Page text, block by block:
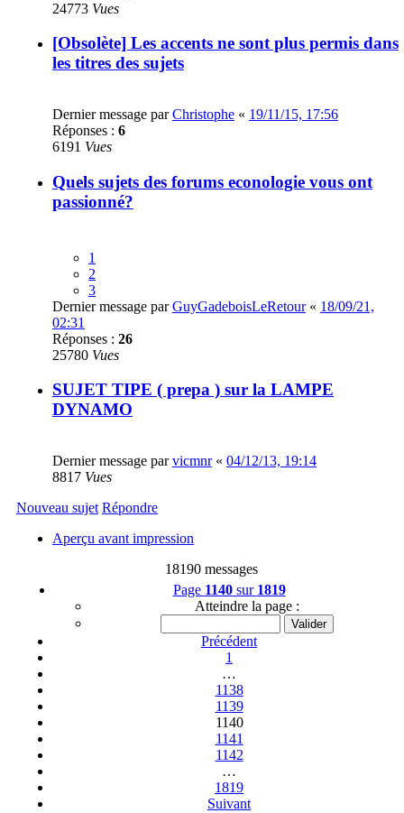
24773 Vues
[Obsolète] Les accents ne sont plus permis dans
les titres des sujets
Dernier message parChristophe « 19/11/15, 17:56
Réponses : 6
6191 Vues
Quels sujets des forums econologie vous ont
passionné?
1
2
3
Dernier message parGuyGadeboisLeRetour« 18/09/21,
02:31
Réponses : 26
25780 Vues
SUJET TIPE ( prepa ) sur la LAMPE
DYNAMO
Dernier message parvicmnr« 04/12/13, 19:14
8817 Vues
Nouveau sujet Répondre
Aperçu avant impression
18190 messages
Page 1140sur 1819
Atteindre la page :
Précédent
1
…
1138
1139
1140
1141
1142
…
1819
Suivant